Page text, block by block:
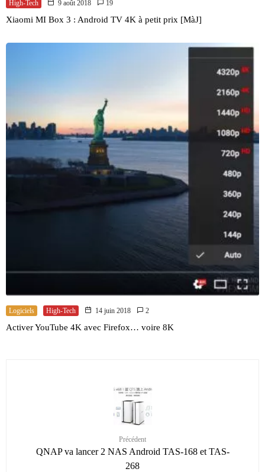
High-Tech 9 août 2018 19
Xiaomi MI Box 3 : Android TV 4K à petit prix [MàJ]
Logiciels High-Tech 14 juin 2018 2
Activer YouTube 4K avec Firefox… voire 8K
Précédent
QNAP va lancer 2 NAS Android TAS-168 et TAS-
268